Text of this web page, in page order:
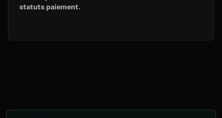
statuts paiement.